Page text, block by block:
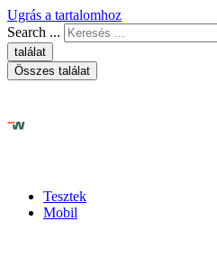
Ugrás a tartalomhoz
Search ...
találat
Összes találat
Tesztek
Mobil